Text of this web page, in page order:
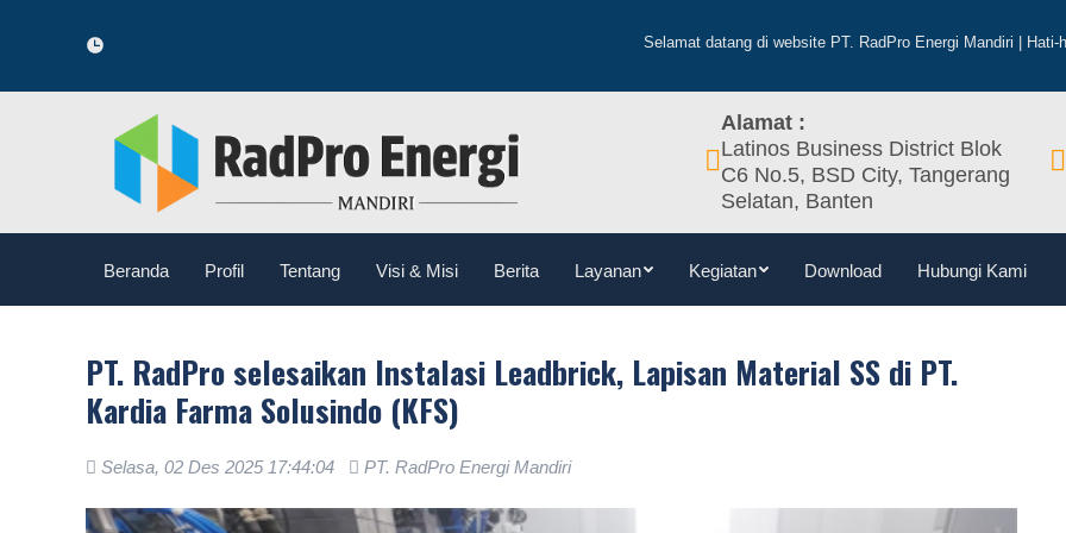
Selamat datang di website PT. RadPro Energi Mandiri | Hati-hati terhadap
Alamat :
Latinos Business District Blok
C6 No.5, BSD City, Tangerang
Selatan, Banten
Beranda Profil Tentang Visi & Misi Berita Layanan Kegiatan Download Hubungi Kami
PT. RadPro selesaikan Instalasi Leadbrick, Lapisan Material SS di PT.
Kardia Farma Solusindo (KFS)
Selasa, 02 Des 2025 17:44:04
PT. RadPro Energi Mandiri
Profil Tentang Visi & Misi Berita